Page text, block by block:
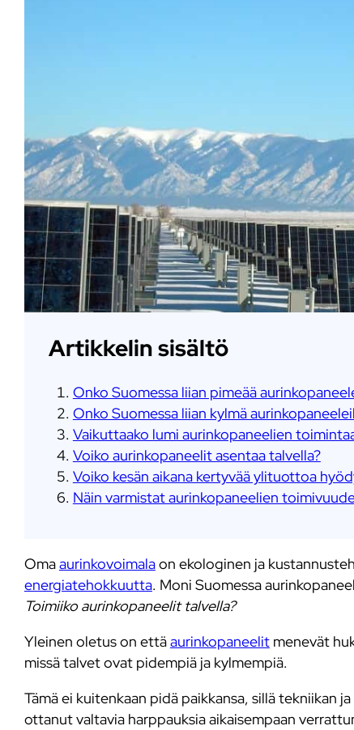
Artikkelin sisältö
Onko Suomessa liian pimeää
Onko Suomessa liian kylmä
Vaikuttaako lumi aurinkopaneelien
Voiko aurinkopaneelit asentaa talvella?
Voiko kesän aikana kertyvää ylituottoa
Näin varmistat aurinkopaneelien
Omaaurinkovoimalaon ekologinen ja
energiatehokkuutta. Moni Suomessa
Toimiiko aurinkopaneelit talvella?
Yleinen oletus on ettäaurinkopaneelitmenevät
missä talvet ovat pidempiä ja kylmempiä.
Tämä ei kuitenkaan pidä paikkansa, sillä tekniikan
ottanut valtavia harppauksia aikaisempaan